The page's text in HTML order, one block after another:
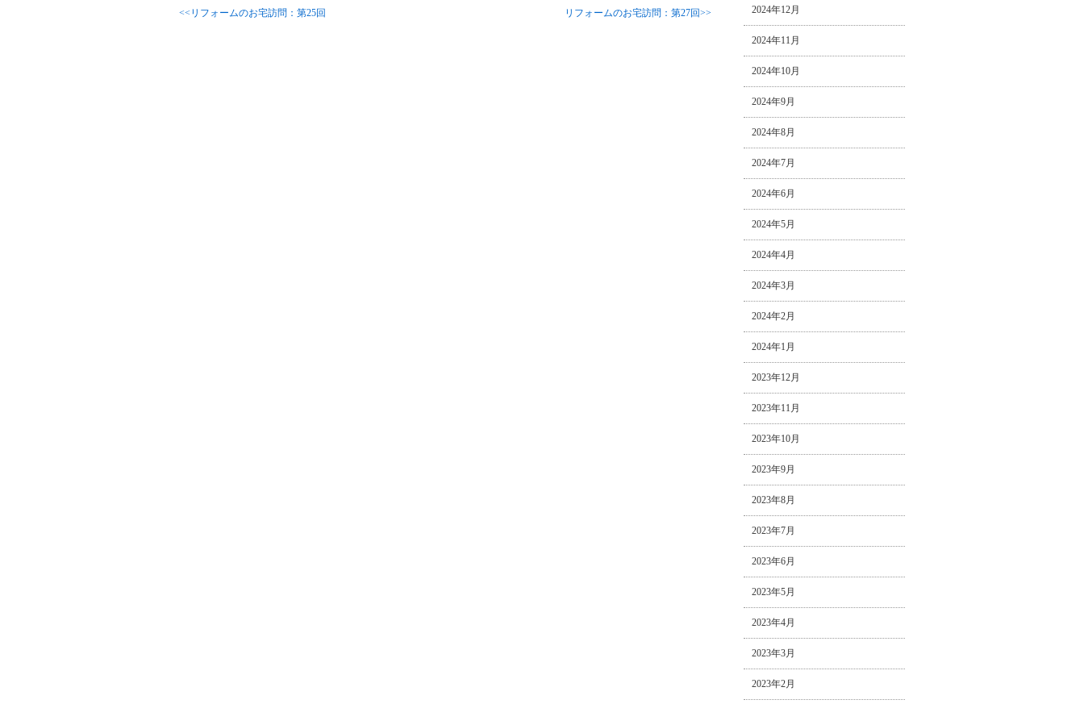
<<リフォームのお宅訪問：第25回 リフォームのお宅訪問：第27回>> 2024年12月
2024年11月
2024年10月
2024年9月
2024年8月
2024年7月
2024年6月
2024年5月
2024年4月
2024年3月
2024年2月
2024年1月
2023年12月
2023年11月
2023年10月
2023年9月
2023年8月
2023年7月
2023年6月
2023年5月
2023年4月
2023年3月
2023年2月